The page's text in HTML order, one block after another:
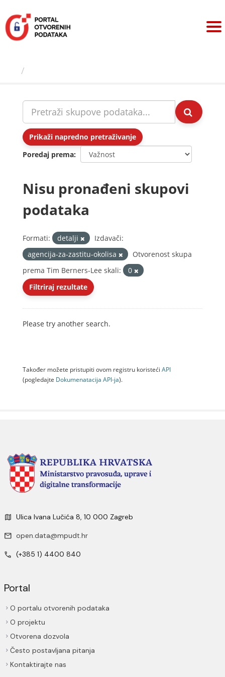
sadržaj
Prikaži napredno pretraživanje
Poredaj prema
Nisu pronađeni skupovi
podataka
Formati: detalji
Izdavači:
agencija-za-zastitu-okolisa
Otvorenost skupa
prema Tim Berners-Lee skali:
0
Filtriraj rezultate
Please try another search.
Također možete pristupiti ovom registru koristeći API
(pogledajte Dokumenаtаcijа API-jа).